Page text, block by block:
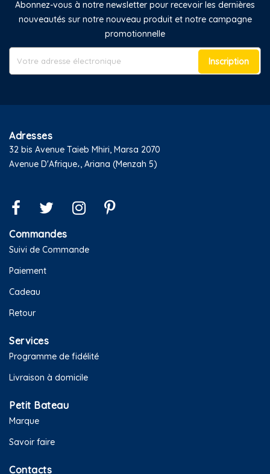
Abonnez-vous à notre newsletter pour recevoir les dernières
nouveautés sur notre nouveau produit et notre campagne
promotionnelle
Inscription
Adresses
32 bis Avenue Taieb Mhiri, Marsa 2070
Avenue D'Afrique،, Ariana (Menzah 5)
Commandes
Suivi de Commande
Paiement
Cadeau
Retour
Services
Programme de fidélité
Livraison à domicile
Petit Bateau
Marque
Savoir faire
Contacts